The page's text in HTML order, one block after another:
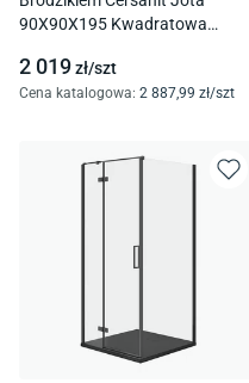
90X90X195 Kwadratowa
Szary Mat S601-326
2 019zł/szt
Cena katalogowa: 2 887,99 zł/szt